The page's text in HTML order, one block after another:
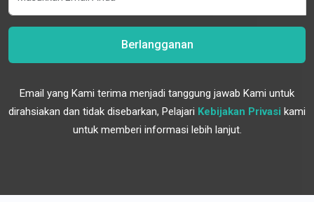
Berlangganan
Email yang Kami terima menjadi tanggung jawab Kami untuk
dirahsiakan dan tidak disebarkan, Pelajari Kebijakan Privasi kami
untuk memberi informasi lebih lanjut.